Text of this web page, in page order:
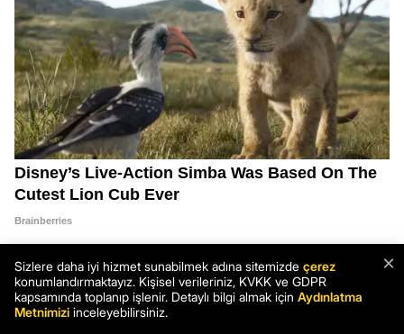
×
Sizlere daha iyi hizmet sunabilmek adına sitemizde çerez
konumlandırmaktayız. Kişisel verileriniz, KVKK ve GDPR
kapsamında toplanıp işlenir. Detaylı bilgi almak için Aydınlatma
Metnimizi inceleyebilirsiniz.